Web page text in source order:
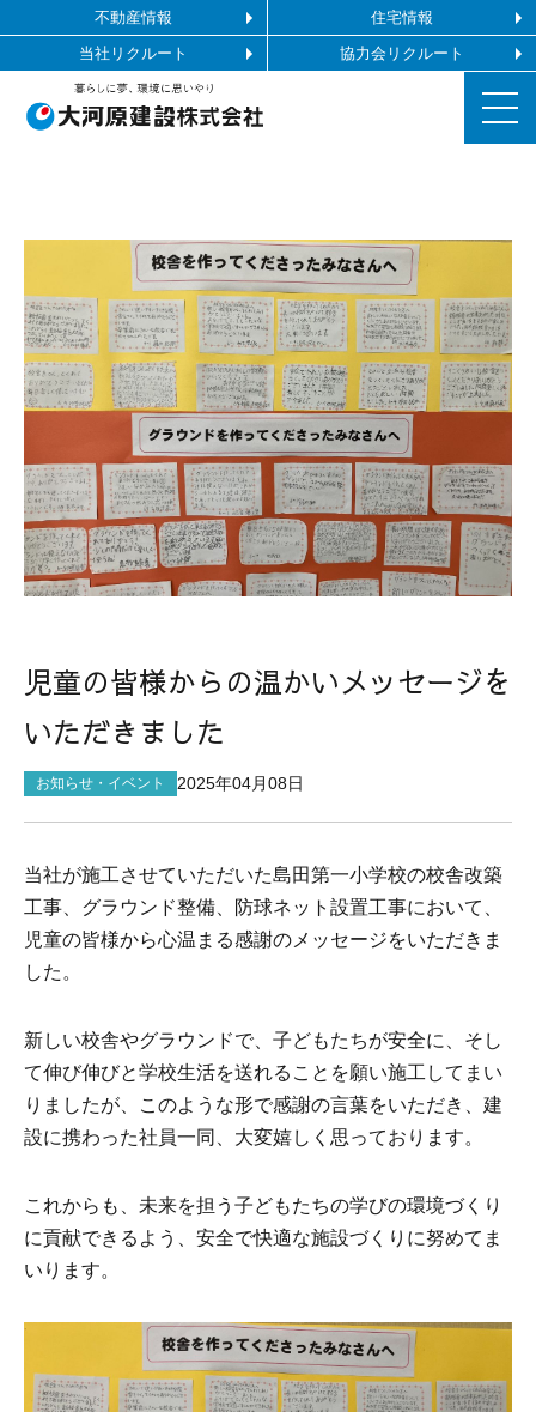
不動産情報
住宅情報
当社リクルート
協力会リクルート
協力会社の皆様へ
お問い合わせ
サイトマップ
施工ギャラリー
企業情報
事業内容
児童の皆様からの温かいメッセージを
いただきました
お知らせ・イベント 2025年04月08日
当社が施工させていただいた島田第一小学校の校舎改築
工事、グラウンド整備、防球ネット設置工事において、
児童の皆様から心温まる感謝のメッセージをいただきま
した。
新しい校舎やグラウンドで、子どもたちが安全に、そし
て伸び伸びと学校生活を送れることを願い施工してまい
りましたが、このような形で感謝の言葉をいただき、建
設に携わった社員一同、大変嬉しく思っております。
これからも、未来を担う子どもたちの学びの環境づくり
に貢献できるよう、安全で快適な施設づくりに努めてま
いります。